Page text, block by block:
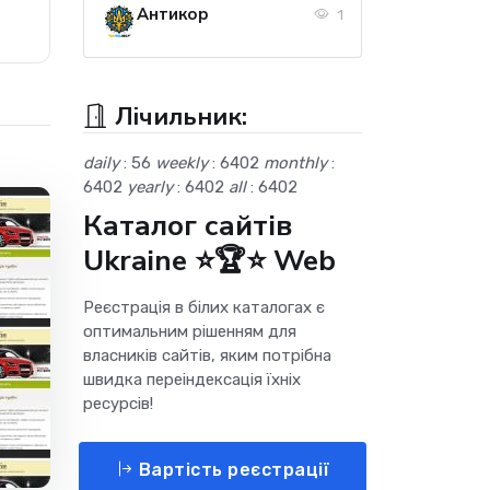
Антикор 1
Лічильник:
daily: 56 weekly: 6402 monthly:
6402 yearly: 6402 all: 6402
Каталог сайтів
Ukraine ⭐🏆⭐ Web
Реєстрація в білих каталогах є
оптимальним рішенням для
власників сайтів, яким потрібна
швидка переіндексація їхніх
ресурсів!
Вартість реєстрації